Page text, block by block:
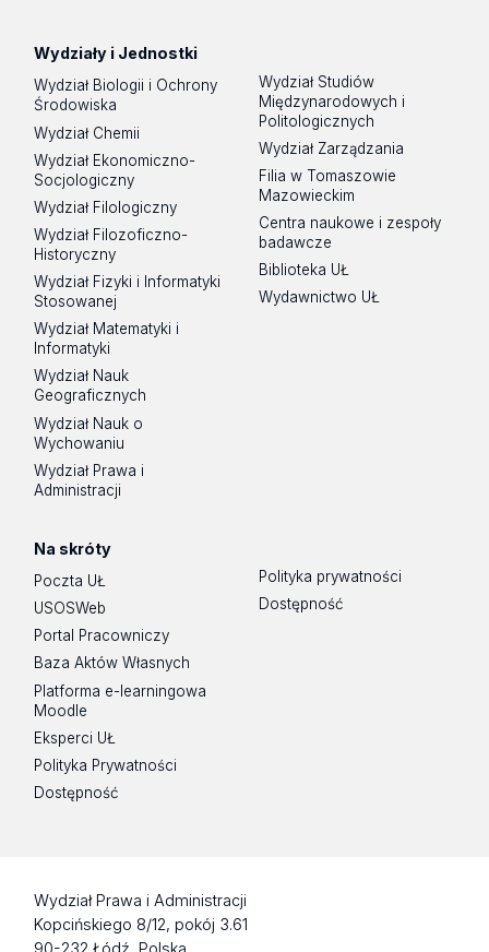
Wydziały i Jednostki
Wydział Biologii i Ochrony
Środowiska
Wydział Chemii
Wydział Ekonomiczno-
Socjologiczny
Wydział Filologiczny
Wydział Filozoficzno-
Historyczny
Wydział Fizyki i Informatyki
Stosowanej
Wydział Matematyki i
Informatyki
Wydział Nauk
Geograficznych
Wydział Nauk o
Wychowaniu
Wydział Prawa i
Administracji
Wydział Studiów
Międzynarodowych i
Politologicznych
Wydział Zarządzania
Filia w Tomaszowie
Mazowieckim
Centra naukowe i zespoły
badawcze
Biblioteka UŁ
Wydawnictwo UŁ
Na skróty
Poczta UŁ
USOSWeb
Portal Pracowniczy
Baza Aktów Własnych
Platforma e-learningowa
Moodle
Eksperci UŁ
Polityka Prywatności
Dostępność
Polityka prywatności
Dostępność
Wydział Prawa i Administracji
Kopcińskiego 8/12, pokój 3.61
90-232 Łódź, Polska